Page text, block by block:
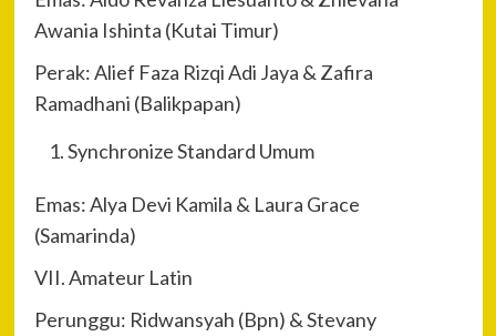
Awania Ishinta (Kutai Timur)
Perak: Alief Faza Rizqi Adi Jaya & Zafira
Ramadhani (Balikpapan)
Synchronize Standard Umum
Emas: Alya Devi Kamila & Laura Grace
(Samarinda)
VII. Amateur Latin
Perunggu: Ridwansyah (Bpn) & Stevany